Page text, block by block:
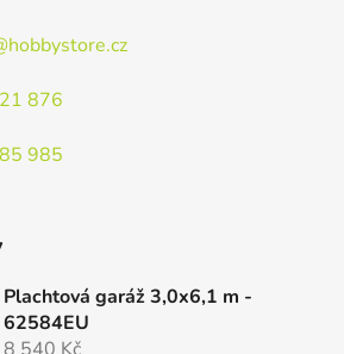
hobbystore.cz
876
985
Plachtová garáž 3,0x6,1 m -
62584EU